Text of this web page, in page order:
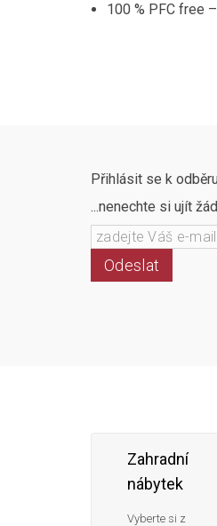
100 % PFC free
Přihlásit se k
...nenechte si ujít
Odeslat
Zahradní
nábytek
Vyberte si z